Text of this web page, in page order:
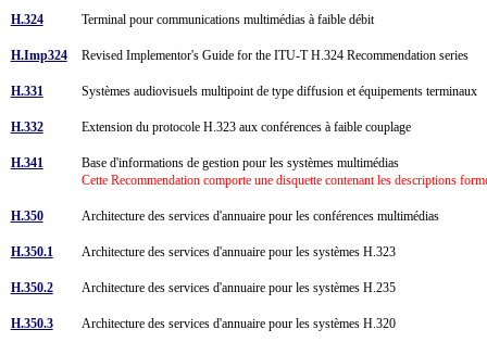
H.324 Terminal pour communications multimédias à faible débit
H.Imp324 Revised Implementor's Guide for the ITU-T H.324 Recommendation series
H.331 Systèmes audiovisuels multipoint de type diffusion et équipements terminaux
H.332 Extension du protocole H.323 aux conférences à faible couplage
H.341
Base d'informations de gestion pour les systèmes multimédias
Cette Recommendation comporte une disquette contenant les descriptions
H.350 Architecture des services d'annuaire pour les conférences multimédias
H.350.1 Architecture des services d'annuaire pour les systèmes H.323
H.350.2 Architecture des services d'annuaire pour les systèmes H.235
H.350.3 Architecture des services d'annuaire pour les systèmes H.320